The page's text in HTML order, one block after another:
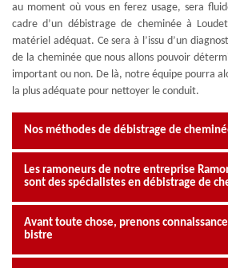
au moment où vous en ferez usage, sera
cadre d’un débistrage de cheminée à
matériel adéquat. Ce sera à l’issu d’un
de la cheminée que nous allons pouvoir
important ou non. De là, notre équipe pourra
la plus adéquate pour nettoyer le conduit.
Nos méthodes de débistrage de
Les ramoneurs de notre entreprise
sont des spécialistes en débistrage de
Avant toute chose, prenons
bistre